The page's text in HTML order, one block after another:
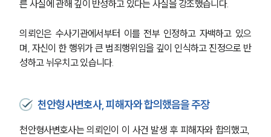
른 사실에 관해 깊이 반성하고 있다는 사실을 강조했습니다.
의뢰인은 수사기관에서부터 이를 전부 인정하고 자백하고 있으
며, 자신이 한 행위가 큰 범죄행위임을 깊이 인식하고 진정으로 반
성하고 뉘우치고 있습니다.
천안형사변호사, 피해자와 합의했음을 주장
천안형사변호사는 의뢰인이 이 사건 발생 후 피해자와 합의했고,